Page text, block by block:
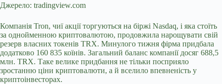
Джерело: tradingview.com
Компанія Tron, чиї акції торгуються на біржі Nasdaq, і яка стоїть
за однойменною криптовалютою, продовжила нарощувати свій
резерв власних токенів TRX. Минулого тижня фірма придбала
додатково 160 835 коїнів. Загальний баланс компанії досяг 688,5
млн. TRX. Таке велике придбання не тільки посприяло
зростанню ціни криптовалюти, а й вселило впевненість у
криптоінвесторах.